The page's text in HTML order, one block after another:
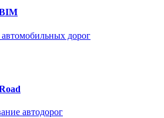
дорог
автодорог